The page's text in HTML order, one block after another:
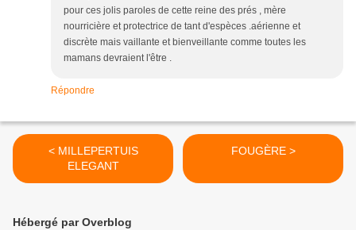
pour ces jolis paroles de cette reine des prés , mère
nourricière et protectrice de tant d'espèces .aérienne et
discrète mais vaillante et bienveillante comme toutes les
mamans devraient l'être .
Répondre
< MILLEPERTUIS
ELEGANT
FOUGÈRE >
Hébergé par Overblog